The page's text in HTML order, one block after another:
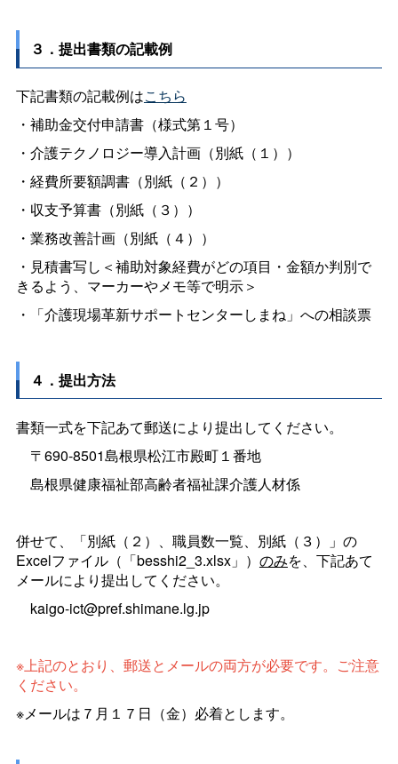
３．提出書類の記載例
下記書類の記載例はこちら
・補助金交付申請書（様式第１号）
・介護テクノロジー導入計画（別紙（１））
・経費所要額調書（別紙（２））
・収支予算書（別紙（３））
・業務改善計画（別紙（４））
・見積書写し＜補助対象経費がどの項目・金額か判別で
きるよう、マーカーやメモ等で明示＞
・「介護現場革新サポートセンターしまね」への相談票
４．提出方法
書類一式を下記あて郵送により提出してください。
〒690-8501島根県松江市殿町１番地
島根県健康福祉部高齢者福祉課介護人材係
併せて、「別紙（２）、職員数一覧、別紙（３）」の
Excelファイル（「besshi2_3.xlsx」） のみを、下記あて
メールにより提出してください。
kaigo-ict@pref.shimane.lg.jp
※上記のとおり、郵送とメールの両方が必要です。ご注意
ください。
※メールは７月１７日（金）必着とします。